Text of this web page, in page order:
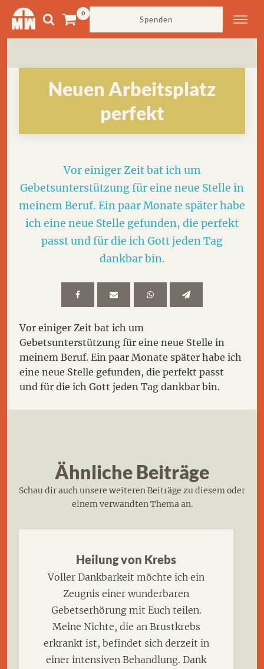
Spenden
Neuen Arbeitsplatz
perfekt
Vor einiger Zeit bat ich um
Gebetsunterstützung für eine neue Stelle in
meinem Beruf. Ein paar Monate später habe
ich eine neue Stelle gefunden, die perfekt
passt und für die ich Gott jeden Tag
dankbar bin.
Vor einiger Zeit bat ich um
Gebetsunterstützung für eine neue Stelle in
meinem Beruf. Ein paar Monate später habe ich
eine neue Stelle gefunden, die perfekt passt
und für die ich Gott jeden Tag dankbar bin.
Ähnliche Beiträge
Schau dir auch unsere weiteren Beiträge zu diesem oder
einem verwandten Thema an.
Heilung von Krebs
Voller Dankbarkeit möchte ich ein
Zeugnis einer wunderbaren
Gebetserhörung mit Euch teilen.
Meine Nichte, die an Brustkrebs
erkrankt ist, befindet sich derzeit in
einer intensiven Behandlung. Dank